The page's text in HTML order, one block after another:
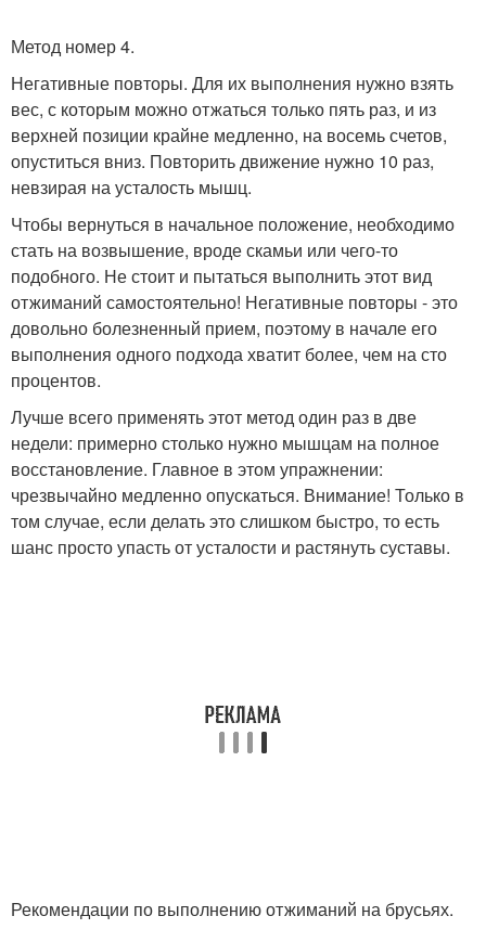
Метод номер 4.
Негативные повторы. Для их выполнения нужно взять
вес, с которым можно отжаться только пять раз, и из
верхней позиции крайне медленно, на восемь счетов,
опуститься вниз. Повторить движение нужно 10 раз,
невзирая на усталость мышц.
Чтобы вернуться в начальное положение, необходимо
стать на возвышение, вроде скамьи или чего-то
подобного. Не стоит и пытаться выполнить этот вид
отжиманий самостоятельно! Негативные повторы - это
довольно болезненный прием, поэтому в начале его
выполнения одного подхода хватит более, чем на сто
процентов.
Лучше всего применять этот метод один раз в две
недели: примерно столько нужно мышцам на полное
восстановление. Главное в этом упражнении:
чрезвычайно медленно опускаться. Внимание! Только в
том случае, если делать это слишком быстро, то есть
шанс просто упасть от усталости и растянуть суставы.
Рекомендации по выполнению отжиманий на брусьях.